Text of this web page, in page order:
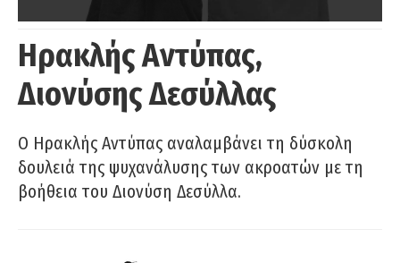
Ηρακλής Αντύπας,
Διονύσης Δεσύλλας
Ο Ηρακλής Αντύπας αναλαμβάνει τη δύσκολη
δουλειά της ψυχανάλυσης των ακροατών με τη
βοήθεια του Διονύση Δεσύλλα.